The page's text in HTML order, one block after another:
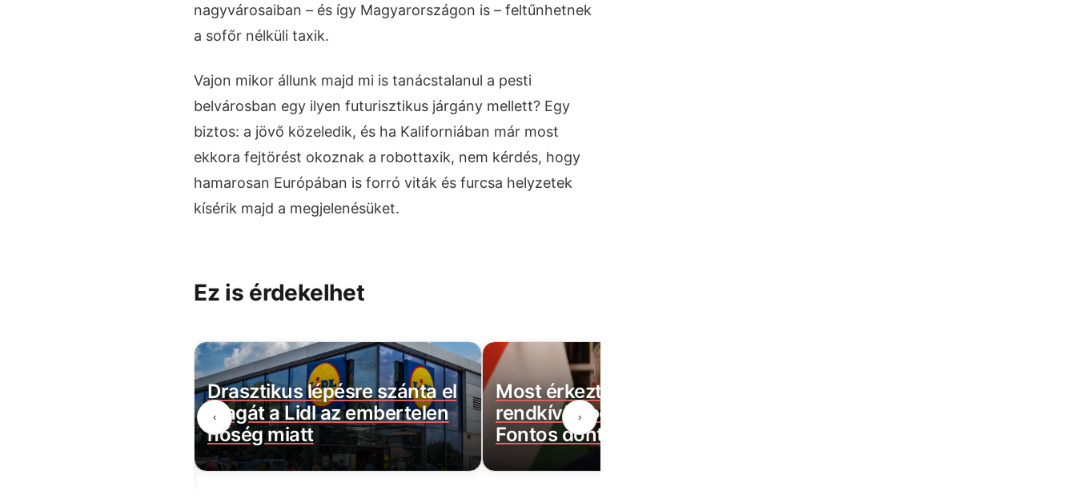
nagyvárosaiban – és így Magyarországon is – feltűnhetnek
a sofőr nélküli taxik.
Vajon mikor állunk majd mi is tanácstalanul a pesti
belvárosban egy ilyen futurisztikus járgány mellett? Egy
biztos: a jövő közeledik, és ha Kaliforniában már most
ekkora fejtörést okoznak a robottaxik, nem kérdés, hogy
hamarosan Európában is forró viták és furcsa helyzetek
kísérik majd a megjelenésüket.
Ez is érdekelhet
‹
Drasztikus lépésre szánta el
magát a Lidl az embertelen
hőség miatt
Most érkeztek Magyar Péter
rendkívüli bejelentései:
Fontos döntések születtek!
›